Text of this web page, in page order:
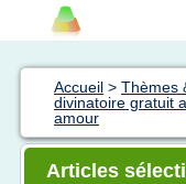
Accueil > Thèmes
divinatoire gratuit
amour
Articles